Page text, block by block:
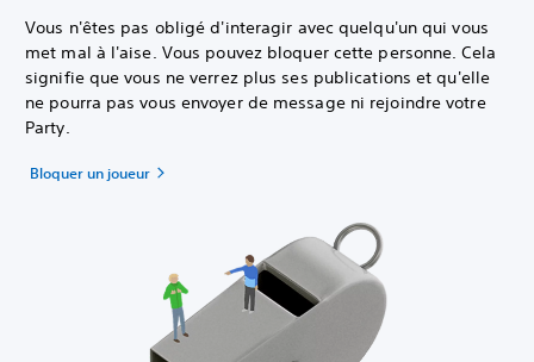
Vous n'êtes pas obligé d'interagir avec quelqu'un qui vous
met mal à l'aise. Vous pouvez bloquer cette personne. Cela
signifie que vous ne verrez plus ses publications et qu'elle
ne pourra pas vous envoyer de message ni rejoindre votre
Party.
Bloquer un joueur